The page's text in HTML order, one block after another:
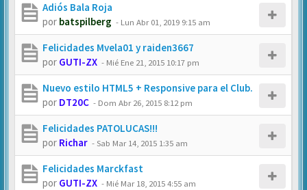
Adiós Bala Roja
por batspilberg - Lun Abr 01, 2019 9:15 am
Felicidades Mvela01 y raiden3667
por GUTI-ZX - Mié Ene 21, 2015 10:17 pm
Nuevo estilo HTML5 + Responsive para el Club.
por DT20C - Dom Abr 26, 2015 8:12 pm
Felicidades PATOLUCAS!!!
por Richar -Sab Mar 14, 2015 1:35 am
Felicidades Marckfast
por GUTI-ZX - Mié Mar 18, 2015 4:55 am